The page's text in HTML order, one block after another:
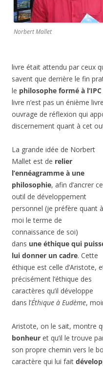
Norbert Mallet
livre était attendu par ceux
savent que derrière le fin
le philosophe formé à l’IPC
livre n’est pas un énième
ouvrage de réflexion qui
discernement quant à cet
La grande idée de Norbert
Mallet est de relier
l’ennéagramme à une
philosophie, afin d’ancrer
outil de développement
personnel (je préfère quant à
moi le terme de
connaissance de soi)
dans une éthique qui
lui donner un cadre. Cette
éthique est celle d’Aristote,
précisément l’éthique des
caractères qu’il développe
dans l’Éthique à Eudème,
Aristote, on le sait, montre
bonheur et qu’il le trouve
son propre chemin vers le
caractère qui lui fait